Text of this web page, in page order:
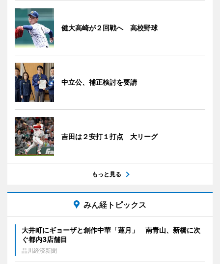
健大高崎が２回戦へ 高校野球
中立公、補正検討を要請
吉田は２安打１打点 大リーグ
もっと見る
みん経トピックス
大井町にギョーザと創作中華「蓮月」 南青山、新橋に次
ぐ都内3店舗目
品川経済新聞